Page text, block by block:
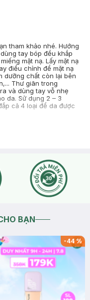
tham khảo nhé. Hướng
tay bóp đều khắp
mặt nạ. Lấy mặt nạ
điều chỉnh để mặt nạ
dưỡng chất còn lại bên
Thư giãn trong
và dùng tay vỗ nhẹ
da. Sử dụng 2 – 3
cả 4 loại để da được
nữa
bạn, bạn nhấn nút
BẠN
-44%